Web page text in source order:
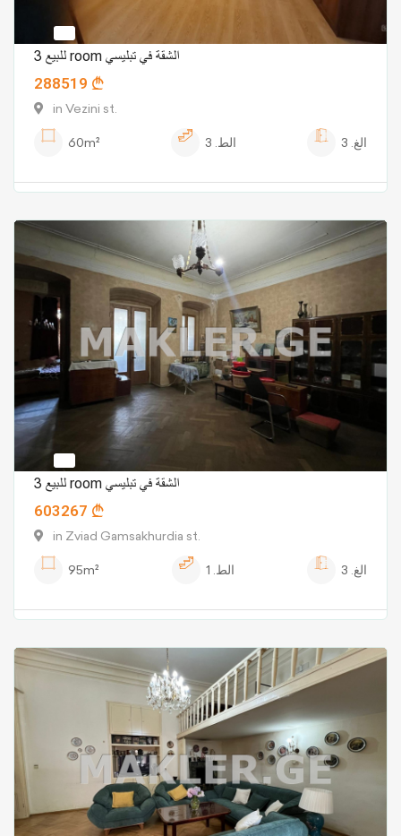
للبيع 3 room الشقة في تبليسي
288519
in Vezini st.
60m²
الط. 3 الغ. 3
للبيع 3 room الشقة في تبليسي
603267
in Zviad Gamsakhurdia st.
95m²
الط. 1 الغ. 3